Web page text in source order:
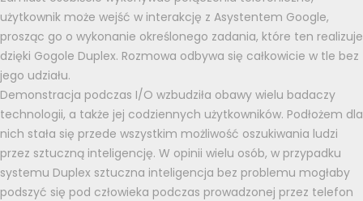
użytkownik może wejść w interakcję z Asystentem Google,
prosząc go o wykonanie określonego zadania, które ten realizuje
dzięki Gogole Duplex. Rozmowa odbywa się całkowicie w tle bez
jego udziału.
Demonstracja podczas I/O wzbudziła obawy wielu badaczy
technologii, a także jej codziennych użytkowników. Podłożem dla
nich stała się przede wszystkim możliwość oszukiwania ludzi
przez sztuczną inteligencję. W opinii wielu osób, w przypadku
systemu Duplex sztuczna inteligencja bez problemu mogłaby
podszyć się pod człowieka podczas prowadzonej przez telefon